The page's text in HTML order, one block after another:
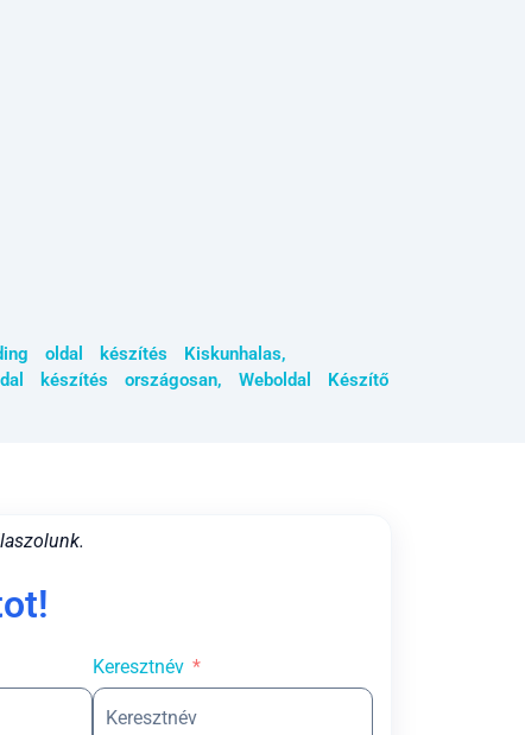
oldal készítés Kiskunhalas,
készítés országosan, Weboldal Készítő
Keresztnév